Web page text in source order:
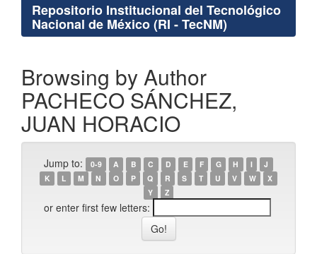
Repositorio Institucional del Tecnológico
Nacional de México (RI - TecNM)
Browsing by Author
PACHECO SÁNCHEZ,
JUAN HORACIO
Jump to: 0-9 A B C D E F G H I
J
K
L M N O P Q R S T U V W
X
Y
Z
or enter first few letters: